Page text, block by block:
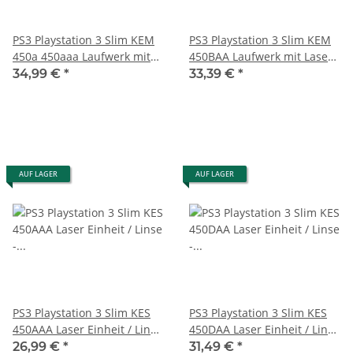
PS3 Playstation 3 Slim KEM
450a 450aaa Laufwerk mit
Laser Einheit auf Schienen
34,99 € *
PS3 Playstation 3 Slim KEM
450BAA Laufwerk mit Laser
Einheit auf Schienen
33,39 € *
AUF LAGER
PS3 Playstation 3 Slim KES
450AAA Laser Einheit / Linse
- KEM 450A - NEU
26,99 € *
AUF LAGER
PS3 Playstation 3 Slim KES
450DAA Laser Einheit / Linse
- KEM 450DAA - NEU
31,49 € *